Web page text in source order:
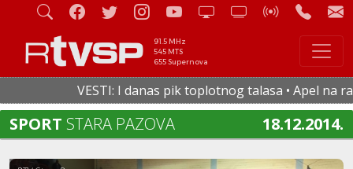
91.5 MHz
545 MTS
655 Supernova
VESTI: I danas pik toplotnog talasa • Apel na
SPORT STARA PAZOVA 18.12.2014.